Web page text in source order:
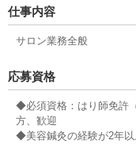
仕事内容
サロン業務全般
応募資格
◆必須資格：はり師免許
方、歓迎
◆美容鍼灸の経験が2年以